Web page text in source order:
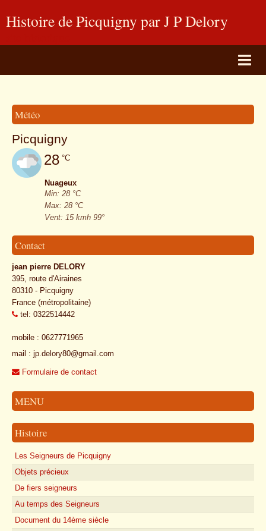
Histoire de Picquigny par J P Delory
Album Photos
Contact
Météo
Picquigny
28 °C
Nuageux
Min: 28 °C
Max: 28 °C
Vent: 15 kmh 99°
Contact
jean pierre DELORY
395, route d'Airaines
80310 - Picquigny
France (métropolitaine)
tel: 0322514442
mobile : 0627771965
mail : jp.delory80@gmail.com
Formulaire de contact
MENU
Histoire
Les Seigneurs de Picquigny
Objets précieux
De fiers seigneurs
Au temps des Seigneurs
Document du 14ème siècle